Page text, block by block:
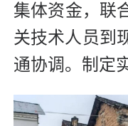
集体资金，联
关技术人员到
通协调。制定